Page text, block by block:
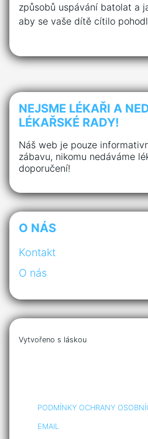
způsobů uspávání batolat a
aby se vaše dítě cítilo
NEJSME LÉKAŘI A
LÉKAŘSKÉ RADY!
Náš web je pouze
zábavu, nikomu nedáváme
doporučení!
O NÁS
Kontakt
O nás
Vytvořeno s láskou
PODMÍNKY OCHRANY
EMAIL